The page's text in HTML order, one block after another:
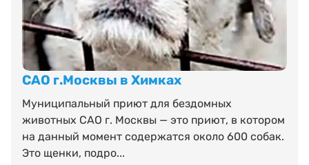
САО г.Москвы в Химках
Муниципальный приют для бездомных
животных САО г. Москвы — это приют, в котором
на данный момент содержатся около 600 собак.
Это щенки, подро...